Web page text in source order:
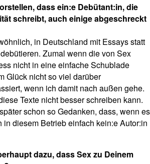
dass ein:e Debütant:in, die
schreibt, auch einige abgeschreckt
in Deutschland mit Essays statt
Zumal wenn die von Sex
nicht in eine einfache Schublade
Glück nicht so viel darüber
wenn ich damit nach außen gehe.
Texte nicht besser schreiben kann.
schon so Gedanken, dass, wenn es
in diesem Betrieb einfach kein:e Autor:in
dazu, dass Sex zu Deinem